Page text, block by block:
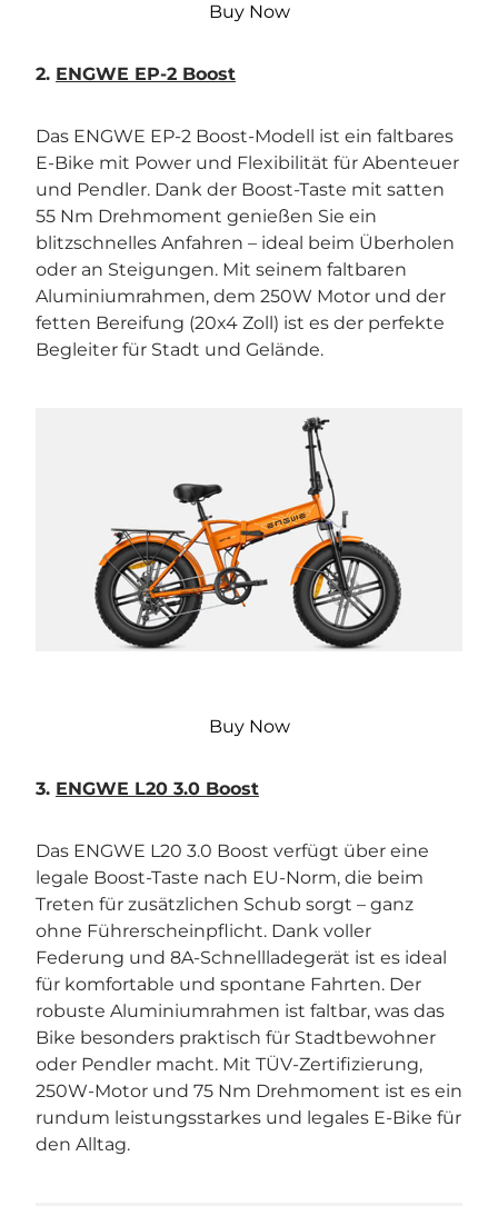
Buy Now
2. ENGWE EP-2 Boost
Das ENGWE EP-2 Boost-Modell ist ein faltbares
E-Bike mit Power und Flexibilität für Abenteuer
und Pendler. Dank der Boost-Taste mit satten
55 Nm Drehmoment genießen Sie ein
blitzschnelles Anfahren – ideal beim Überholen
oder an Steigungen. Mit seinem faltbaren
Aluminiumrahmen, dem 250W Motor und der
fetten Bereifung (20x4 Zoll) ist es der perfekte
Begleiter für Stadt und Gelände.
Buy Now
3. ENGWE L20 3.0 Boost
Das ENGWE L20 3.0 Boost verfügt über eine
legale Boost-Taste nach EU-Norm, die beim
Treten für zusätzlichen Schub sorgt – ganz
ohne Führerscheinpflicht. Dank voller
Federung und 8A-Schnellladegerät ist es ideal
für komfortable und spontane Fahrten. Der
robuste Aluminiumrahmen ist faltbar, was das
Bike besonders praktisch für Stadtbewohner
oder Pendler macht. Mit TÜV-Zertifizierung,
250W-Motor und 75 Nm Drehmoment ist es ein
rundum leistungsstarkes und legales E-Bike für
den Alltag.